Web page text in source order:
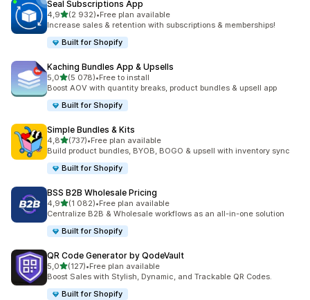
Seal Subscriptions App
4,9z 5 hvězd
(2 932)
Celkový počet recenzí: 2932
•Free plan available
Increase sales & retention with subscriptions & memberships!
Built for Shopify
Kaching Bundles App & Upsells
5,0z 5 hvězd
(5 078)
Celkový počet recenzí: 5078
•Free to install
Boost AOV with quantity breaks, product bundles & upsell app
Built for Shopify
Simple Bundles & Kits
4,8z 5 hvězd
(737)
Celkový počet recenzí: 737
•Free plan available
Build product bundles, BYOB, BOGO & upsell with inventory sync
Built for Shopify
BSS B2B Wholesale Pricing
4,9z 5 hvězd
(1 082)
Celkový počet recenzí: 1082
•Free plan available
Centralize B2B & Wholesale workflows as an all-in-one solution
Built for Shopify
QR Code Generator by QodeVault
5,0z 5 hvězd
(127)
Celkový počet recenzí: 127
•Free plan available
Boost Sales with Stylish, Dynamic, and Trackable QR Codes.
Built for Shopify